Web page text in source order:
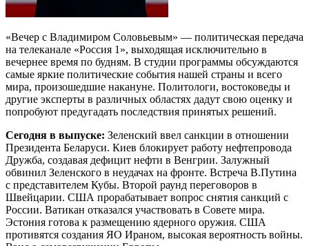
«Вечер с Владимиром Соловьевым» — политическая передача
на телеканале «Россия 1», выходящая исключительно в
вечернее время по будням. В студии программы обсуждаются
самые яркие политические события нашей страны и всего
мира, произошедшие накануне. Политологи, востоковеды и
другие эксперты в различных областях дадут свою оценку и
попробуют предугадать последствия принятых решений.
Сегодня в выпуске: Зеленский ввел санкции в отношении
Президента Беларуси. Киев блокирует работу нефтепровода
Дружба, создавая дефицит нефти в Венгрии. Залужный
обвинил Зеленского в неудачах на фронте. Встреча В.Путина
с представителем Кубы. Второй раунд переговоров в
Швейцарии. США прорабатывает вопрос снятия санкций с
России. Ватикан отказался участвовать в Совете мира.
Эстония готова к размещению ядерного оружия. США
противятся создания ЯО Ираном, высокая вероятность войны.